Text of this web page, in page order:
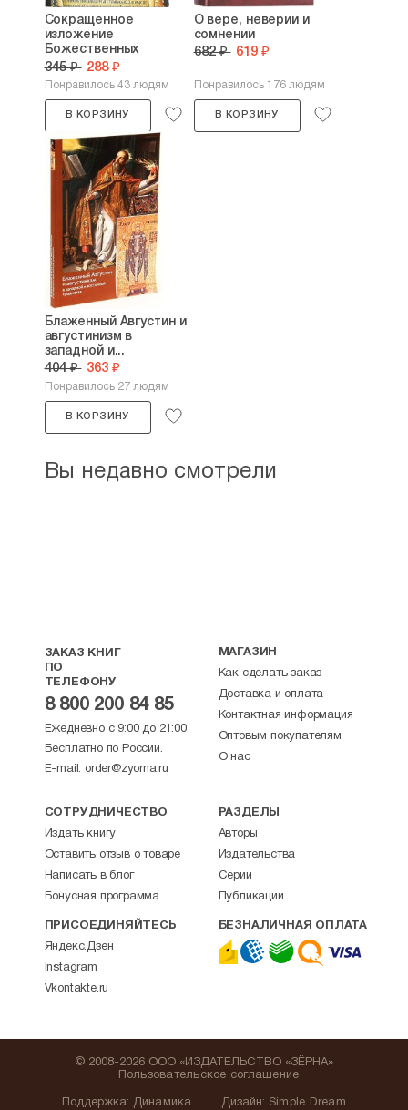
Сокращенное
изложение
Божественных
догматов
345 ₽ 288 ₽
Понравилось 43 людям
В КОРЗИНУ
О вере, неверии и
сомнении
682 ₽ 619 ₽
Понравилось 176 людям
В КОРЗИНУ
Блаженный Августин и
августинизм в
западной и...
404 ₽ 363 ₽
Понравилось 27 людям
В КОРЗИНУ
Вы недавно смотрели
ЗАКАЗ КНИГ
ПО
ТЕЛЕФОНУ
8 800 200 84 85
Ежедневно с 9:00 до 21:00
Бесплатно по России.
E-mail: order@zyorna.ru
МАГАЗИН
Как сделать заказ
Доставка и оплата
Контактная информация
Оптовым покупателям
О нас
СОТРУДНИЧЕСТВО
Издать книгу
Оставить отзыв о товаре
Написать в блог
Бонусная программа
РАЗДЕЛЫ
Авторы
Издательства
Серии
Публикации
ПРИСОЕДИНЯЙТЕСЬ
Яндекс.Дзен
Instagram
Vkontakte.ru
БЕЗНАЛИЧНАЯ ОПЛАТА
Поддержка: Динамика
© 2008-2026 ООО «ИЗДАТЕЛЬСТВО «ЗЁРНА»
Пользовательское соглашение
Дизайн: Simple Dream